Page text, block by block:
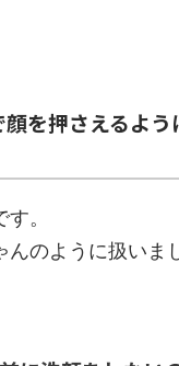
を押さえるよう
。
のように扱いま